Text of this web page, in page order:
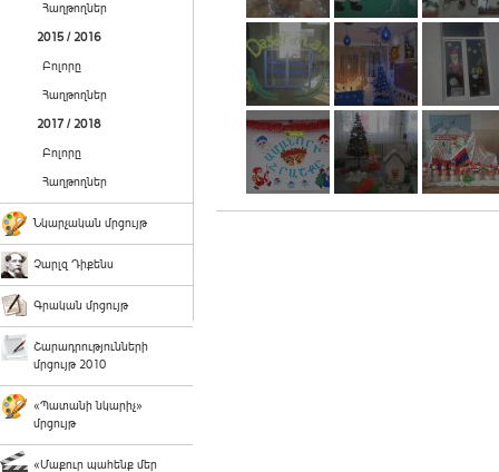
Հաղթողներ
2015 / 2016
Բոլորը
Հաղթողներ
2017 / 2018
Բոլորը
Հաղթողներ
Նկարչական մրցույթ
Չարլզ Դիքենս
Գրական մրցույթ
Շարադրությունների
մրցույթ 2010
«Պատանի նկարիչ»
մրցույթ
«Մաքուր պահենք մեր